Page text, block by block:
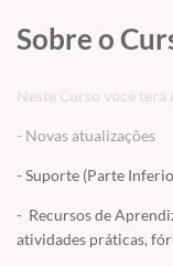
Sobre o
Neste Curso você terá
- Novas atualizações
- Suporte (Parte
- Recursos de
atividades práticas,